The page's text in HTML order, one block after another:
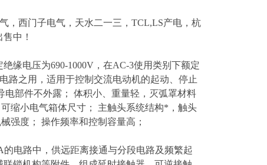
，西门子电气，天水二一三，TCL,LS产电，杭
中！
缘电压为690-1000V，在AC-3使用类别下额定
路之用，适用于控制交流电动机的起动、停止
电部件不外露； 体积小、重量轻，灭弧罩材料
缩小电气箱体尺寸； 主触头系统结构*，触头
强度； 操作频率和控制容量高；
电路中，供远距离接通与分段电路及频繁起